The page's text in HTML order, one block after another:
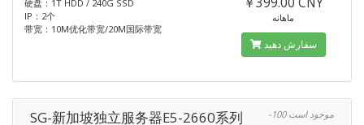
硬盘：1T HDD / 240G SSD
IP：2个
带宽：10M优化带宽/20M国际带宽
ماهانه
سفارش دهید
SG-新加坡独立服务器E5-2660系列 -100 موجود است